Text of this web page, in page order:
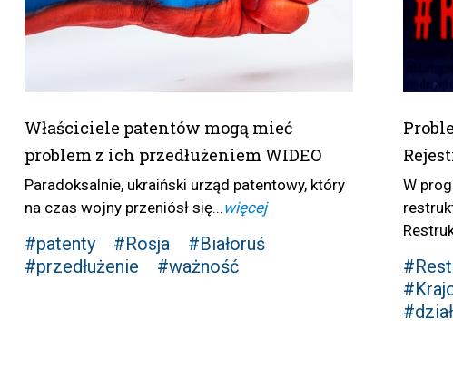
Właściciele patentów mogą mieć
problem z ich przedłużeniem WIDEO
Paradoksalnie, ukraiński urząd patentowy, który
na czas wojny przeniósł się...więcej
#patenty #Rosja
#Białoruś
#przedłużenie
#ważność
W